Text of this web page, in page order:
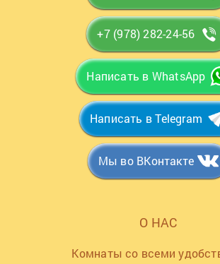
+7 (978) 282-24-56
Написать в WhatsApp
Написать в Telegram
Мы во ВКонтакте
О НАС
Комнаты со всеми